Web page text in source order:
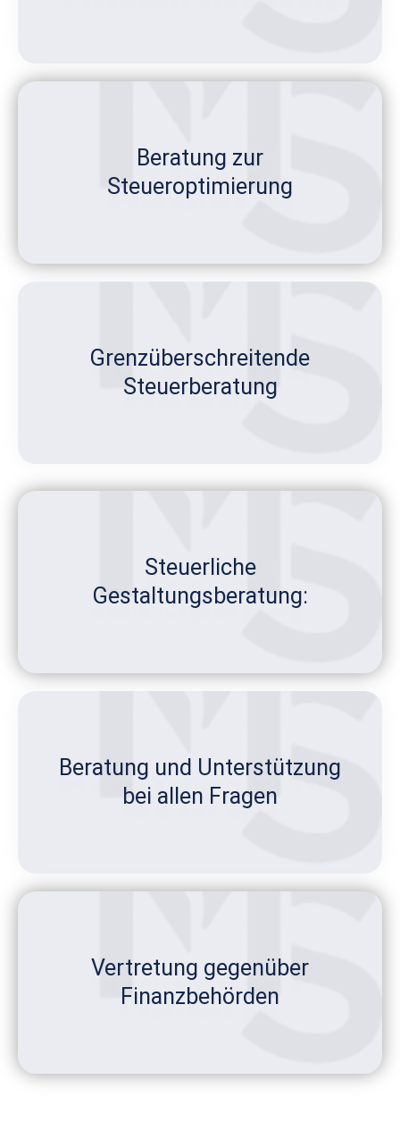
Beratung zur
Steueroptimierung
Grenzüberschreitende
Steuerberatung
Steuerliche
Gestaltungsberatung:
Beratung und Unterstützung
bei allen Fragen
Vertretung gegenüber
Finanzbehörden